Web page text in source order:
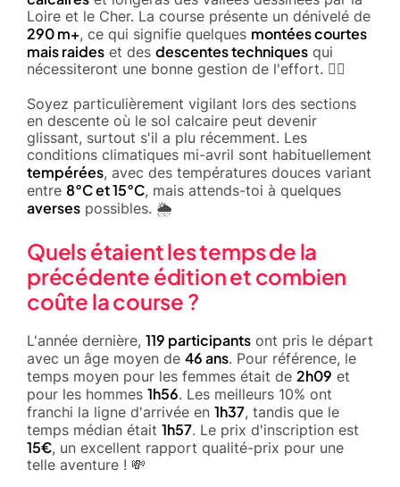
Loire et le Cher. La course présente un dénivelé de
290 m+, ce qui signifie quelques montées courtes
mais raides et des descentes techniques qui
nécessiteront une bonne gestion de l'effort. 🚵‍♂️
Soyez particulièrement vigilant lors des sections
en descente où le sol calcaire peut devenir
glissant, surtout s'il a plu récemment. Les
conditions climatiques mi-avril sont habituellement
tempérées, avec des températures douces variant
entre 8°C et 15°C, mais attends-toi à quelques
averses possibles. 🌦️
Quels étaient les temps de la
précédente édition et combien
coûte la course ?
L'année dernière, 119 participants ont pris le départ
avec un âge moyen de 46 ans. Pour référence, le
temps moyen pour les femmes était de 2h09 et
pour les hommes 1h56. Les meilleurs 10% ont
franchi la ligne d'arrivée en 1h37, tandis que le
temps médian était 1h57. Le prix d'inscription est
15€, un excellent rapport qualité-prix pour une
telle aventure ! 💸